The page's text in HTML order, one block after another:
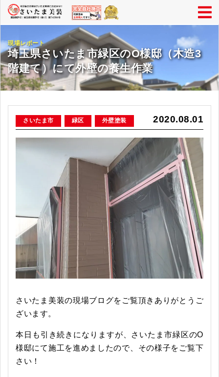
現場レポート
埼玉県さいたま市緑区のO様邸（木造3
階建て）にて外壁の養生作業
2020.08.01
さいたま市 緑区 外壁塗装
さいたま美装の現場ブログをご覧頂きありがとうご
ざいます。
本日も引き続きになりますが、さいたま市緑区のO
様邸にて施工を進めましたので、その様子をご覧下
さい！